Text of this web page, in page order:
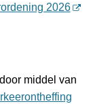
2026
middel van